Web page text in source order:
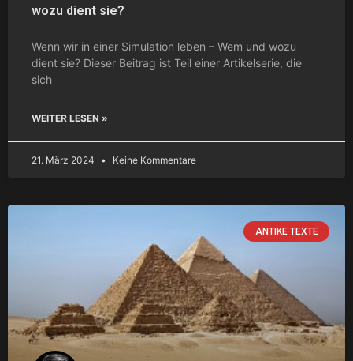
wozu dient sie?
Wenn wir in einer Simulation leben – Wem und wozu
dient sie? Dieser Beitrag ist Teil einer Artikelserie, die
sich
WEITER LESEN »
21. März 2024 Keine Kommentare
ANTIKE TEXTE